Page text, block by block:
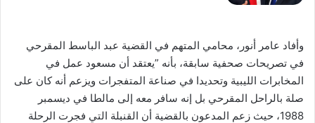
وأفاد عامر أنور، محامي المتهم في القضية عبد الباسط المقرحي
في تصريحات صحفية سابقة، بأنه ”يعتقد أن مسعود عمل في
المخابرات الليبية وتحديدا في صناعة المتفجرات ويزعم أنه كان على
صلة بالراحل المقرحي بل إنه سافر معه إلى مالطا في ديسمبر
1988، حيث زعم المدعون بالقضية أن القنبلة التي فجرت الرحلة